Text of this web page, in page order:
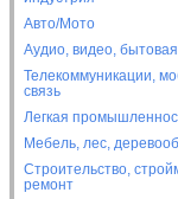
Авто/Мото
Аудио, видео,
Телекоммуникации,
связь
Легкая
Мебель, лес,
Строительство,
ремонт